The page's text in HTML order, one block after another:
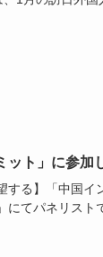
ット」に参加
する】「中国イ
にてパネリスト